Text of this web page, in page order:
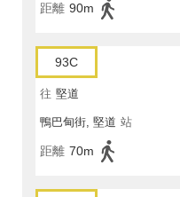
距離 90m
93C
往 堅道
鴨巴甸街, 堅道 站
距離 70m